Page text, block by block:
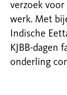
verzoek
werk. Met
Indische
KJBB-dagen
onderling